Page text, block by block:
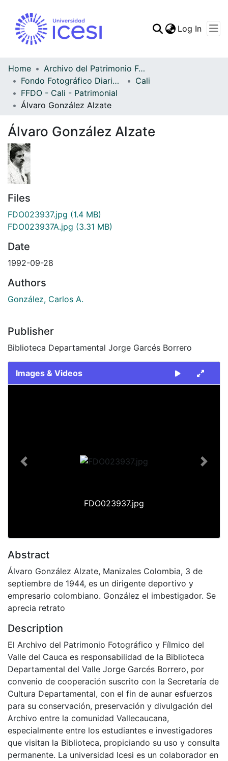
Statistics
Log In
Home
Archivo del Patrimonio Fotográfico y Fílmico del Valle del Cauca
Fondo Fotográfico Diario Occidente
Cali
FFDO - Cali - Patrimonial
Álvaro González Alzate
Álvaro González Alzate
Files
FDO023937.jpg (1.4 MB)
FDO023937A.jpg (3.31 MB)
Date
1992-09-28
Authors
González, Carlos A.
Publisher
Biblioteca Departamental Jorge Garcés Borrero
Images & Videos
FDO023937.jpg
Previous Next
Abstract
Álvaro González Alzate, Manizales Colombia, 3 de
septiembre de 1944, es un dirigente deportivo y
empresario colombiano. González el imbestigador. Se
aprecia retrato
Description
El Archivo del Patrimonio Fotográfico y Fílmico del
Valle del Cauca es responsabilidad de la Biblioteca
Departamental del Valle Jorge Garcés Borrero, por
convenio de cooperación suscrito con la Secretaría de
Cultura Departamental, con el fin de aunar esfuerzos
para su conservación, preservación y divulgación del
Archivo entre la comunidad Vallecaucana,
especialmente entre los estudiantes e investigadores
que visitan la Biblioteca, propiciando su uso y consulta
permanente. La universidad Icesi es un colaborador en